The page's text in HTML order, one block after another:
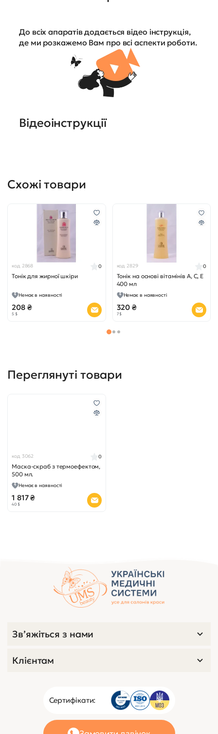
До всіх апаратів додається відео інструкція,
де ми розкажемо Вам про всі аспекти роботи.
Відеоінструкції
Схожі товари
код 2868
Тонік для жирної шкіри
0
Немає в наявності
208 ₴
5 $
код 2829
Тонік на основі вітамінів А, С, Е
400 мл
0
Немає в наявності
320 ₴
7 $
Переглянуті товари
код 3062
Маска-скраб з термоефектом,
500 мл.
0
Немає в наявності
1 817 ₴
40 $
Сертифікати:
Зв’яжіться з нами
Клієнтам